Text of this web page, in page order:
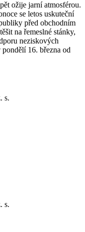
ožije jarní atmosférou.
se letos uskuteční
před obchodním
na řemeslné stánky,
neziskových
16. března od
s.
s.